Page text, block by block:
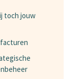
toch jouw